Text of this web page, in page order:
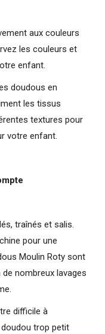
aux couleurs
les couleurs et
enfant.
doudous en
les tissus
textures pour
votre enfant.
traînés et salis.
pour une
Moulin Roty sont
nombreux lavages
difficile à
doudou trop petit